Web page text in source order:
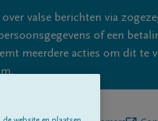
valse berichten via
of een
meerdere acties om dit te